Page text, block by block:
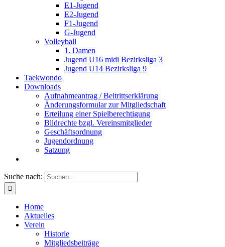
E1-Jugend
E2-Jugend
F1-Jugend
G-Jugend
Volleyball
1. Damen
Jugend U16 midi Bezirksliga 3
Jugend U14 Bezirksliga 9
Taekwondo
Downloads
Aufnahmeantrag / Beitrittserklärung
Änderungsformular zur Mitgliedschaft
Erteilung einer Spielberechtigung
Bildrechte bzgl. Vereinsmitglieder
Geschäftsordnung
Jugendordnung
Satzung
Suche nach:
Home
Aktuelles
Verein
Historie
Mitgliedsbeiträge